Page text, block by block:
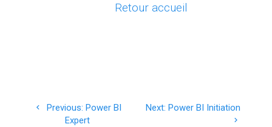
Retour accueil
Previous: Previous
post:
Power BI
Expert
Next: Next
Power BI Initiation